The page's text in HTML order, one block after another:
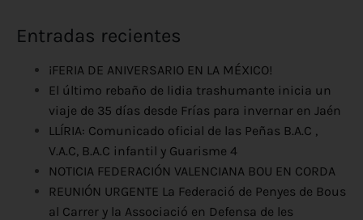
Entradas recientes
¡FERIA DE ANIVERSARIO EN LA MÉXICO!
El último rebaño de lidia trashumante inicia un
viaje de 35 días desde Frías para invernar en Jaén
LLÍRIA: Comunicado oficial de las Peñas B.A.C ,
V.A.C, B.A.C infantil y Guarisme 4
NOTICIA FEDERACIÓN VALENCIANA BOU EN CORDA
REUNIÓN URGENTE La Federació de Penyes de Bous
al Carrer y la Associació en Defensa de les